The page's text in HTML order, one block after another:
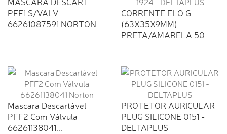
PFF1 S/VALV
66261087591 NORTON
CORRENTE ELO G
(63X35X9MM)
PRETA/AMARELA 50
Mascara Descartável
PFF2 Com Válvula
66261138041...
PROTETOR AURICULAR
PLUG SILICONE 0151 -
DELTAPLUS